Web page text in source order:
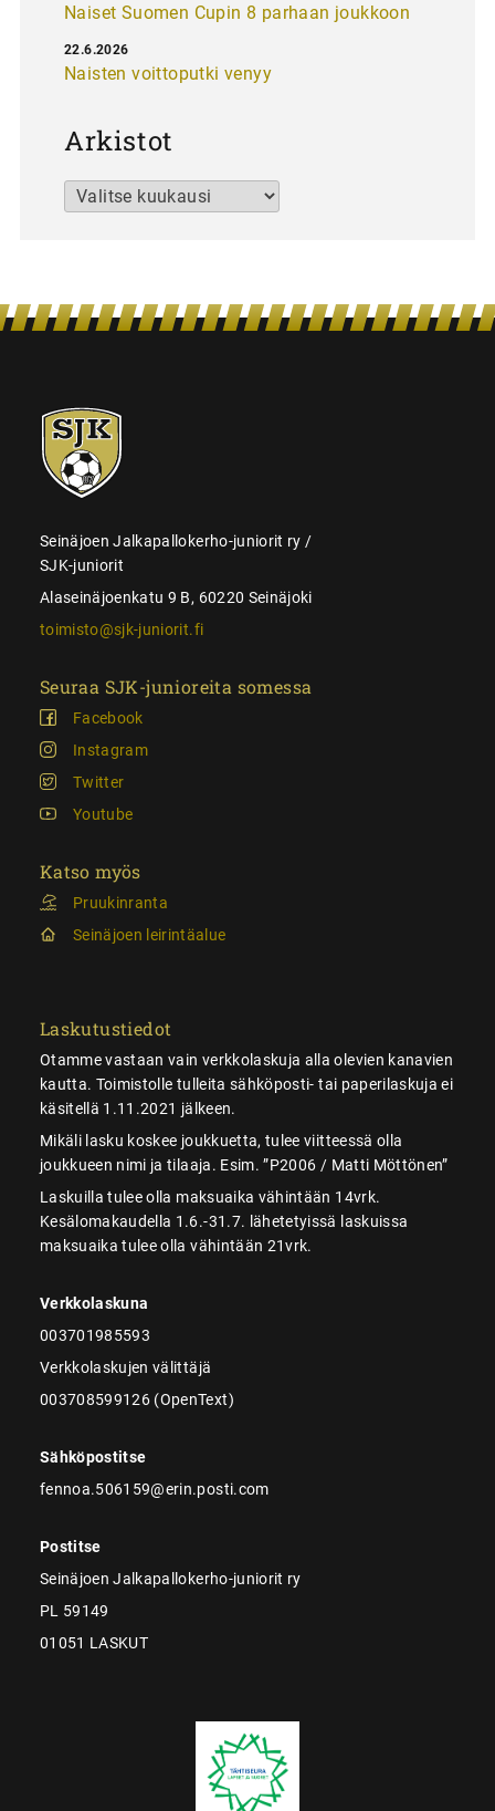
Naiset Suomen Cupin 8 parhaan joukkoon
Naisten voittoputki venyy
22.6.2026
Arkistot
Arkistot
SJK-
juniorit
Seinäjoen Jalkapallokerho-juniorit ry /
SJK-juniorit
Alaseinäjoenkatu 9 B, 60220 Seinäjoki
toimisto@sjk-juniorit.fi
Seuraa SJK-junioreita somessa
Facebook
Instagram
Twitter
Youtube
Katso myös
Pruukinranta
Seinäjoen leirintäalue
Laskutustiedot
Otamme vastaan vain verkkolaskuja alla olevien kanavien
kautta. Toimistolle tulleita sähköposti- tai paperilaskuja ei
käsitellä 1.11.2021 jälkeen.
Mikäli lasku koskee joukkuetta, tulee viitteessä olla
joukkueen nimi ja tilaaja. Esim. ”P2006 / Matti Möttönen”
Laskuilla tulee olla maksuaika vähintään 14vrk.
Kesälomakaudella 1.6.-31.7. lähetetyissä laskuissa
maksuaika tulee olla vähintään 21vrk.
Verkkolaskuna
003701985593
Verkkolaskujen välittäjä
003708599126 (OpenText)
Sähköpostitse
fennoa.506159@erin.posti.com
Postitse
Seinäjoen Jalkapallokerho-juniorit ry
PL 59149
01051 LASKUT